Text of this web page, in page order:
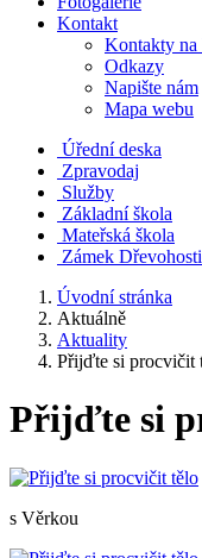
Kontakt
Kontakty na
Odkazy
Napište nám
Mapa webu
Úřední deska
Zpravodaj
Služby
Základní škola
Mateřská škola
Zámek
Úvodní stránka
Aktuálně
Aktuality
Přijďte si procvičit
Přijďte si
s Věrkou